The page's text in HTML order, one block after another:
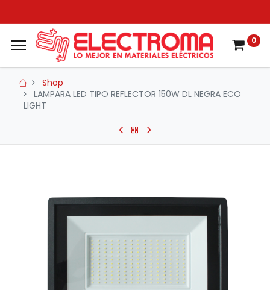
0
Shop
LAMPARA LED TIPO REFLECTOR 150W DL NEGRA ECO
LIGHT